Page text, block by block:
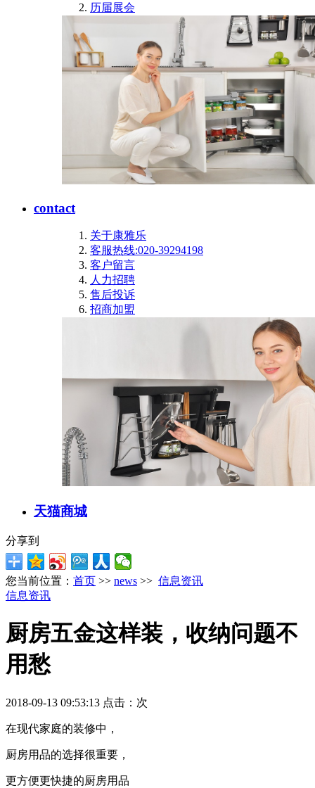
历届展会
contact
关于康雅乐
客服热线:020-39294198
客户留言
人力招聘
售后投诉
招商加盟
天猫商城
分享到
您当前位置： 首页 >> news >> 信息资讯
信息资讯
厨房五金这样装，收纳问题不
用愁
2018-09-13 09:53:13 点击： 次
在现代家庭的装修中，
厨房用品的选择很重要，
更方便更快捷的厨房用品